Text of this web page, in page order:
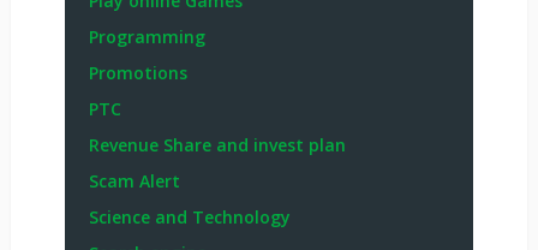
Programming
Promotions
PTC
Revenue Share and invest plan
Scam Alert
Science and Technology